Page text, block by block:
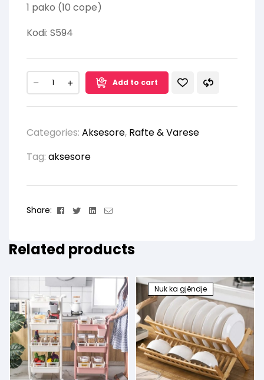
1 pako (10 cope)
Kodi: S594
Add to cart
Categories: Aksesore, Rafte & Varese
Tag: aksesore
Share: Facebook
TwitterLinkedin
Email
Related products
Nuk ka gjëndje